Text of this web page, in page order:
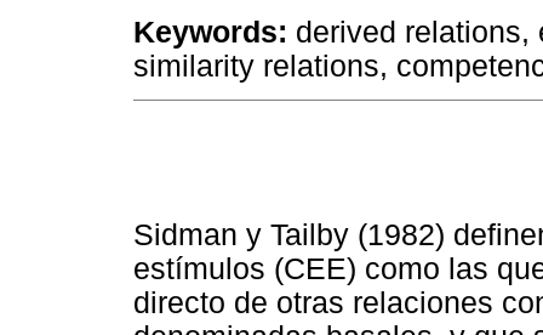
Keywords: derived relations,
similarity relations,
Sidman y Tailby (1982)
estímulos (CEE) como las
directo de otras relaciones